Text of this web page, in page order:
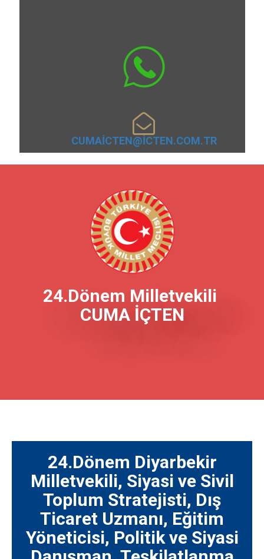

CUMAICTEN@ICTEN.COM.TR
24.Dönem Milletvekili
CUMA İÇTEN
24.Dönem Diyarbekir
Milletvekili, Siyasi ve Sivil
Toplum Stratejisti, Dış
Ticaret Uzmanı, Eğitim
Yöneticisi, Politik ve Siyasi